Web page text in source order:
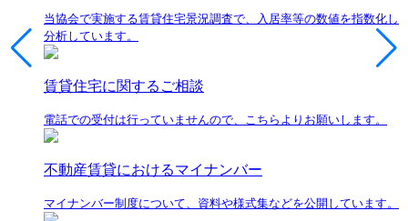
当協会で実施する賃貸住宅景況調査で、入居率等の数値を指数化し
分析しています。
賃貸住宅に関するご相談
電話での受付は行っていませんので、こちらよりお願いします。
不動産賃貸におけるマイナンバー
マイナンバー制度について、資料や様式集などを公開しています。